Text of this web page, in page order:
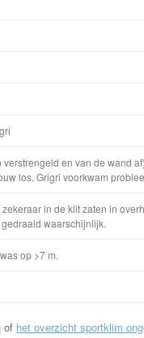
en van de wand
los. Grigri voorkwam
in de klit zaten in
waarschijnlijk.
op >7 m.
of het overzicht sportklim